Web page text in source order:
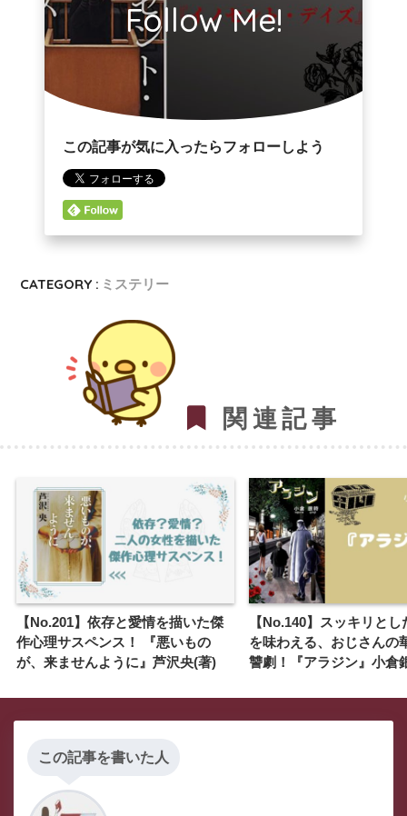
Follow Me!
この記事が気に入ったらフォローしよう
CATEGORY : ミステリー
関連記事
【No.201】依存と愛情を描いた傑
作心理サスペンス！ 『悪いもの
が、来ませんように』芦沢央(著)
【No.140】スッキリと
を味わえる、おじさんの
讐劇！『アラジン』小倉
この記事を書いた人